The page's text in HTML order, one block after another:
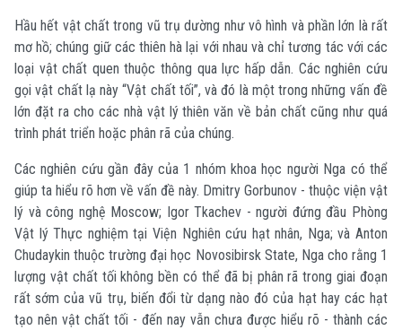
Hầu hết vật chất trong vũ trụ dường như vô hình và phần lớn là rất
mơ hồ; chúng giữ các thiên hà lại với nhau và chỉ tương tác với các
loại vật chất quen thuộc thông qua lực hấp dẫn. Các nghiên cứu
gọi vật chất lạ này “Vật chất tối”, và đó là một trong những vấn đề
lớn đặt ra cho các nhà vật lý thiên văn về bản chất cũng như quá
trình phát triển hoặc phân rã của chúng.
Các nghiên cứu gần đây của 1 nhóm khoa học người Nga có thể
giúp ta hiểu rõ hơn về vấn đề này. Dmitry Gorbunov - thuộc viện vật
lý và công nghệ Moscow; Igor Tkachev - người đứng đầu Phòng
Vật lý Thực nghiệm tại Viện Nghiên cứu hạt nhân, Nga; và Anton
Chudaykin thuộc trường đại học Novosibirsk State, Nga cho rằng 1
lượng vật chất tối không bền có thể đã bị phân rã trong giai đoạn
rất sớm của vũ trụ, biến đổi từ dạng nào đó của hạt hay các hạt
tạo nên vật chất tối - đến nay vẫn chưa được hiểu rõ - thành các